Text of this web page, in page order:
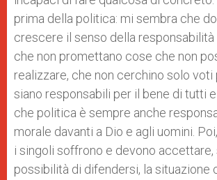
prima della politica: mi sembra che
crescere il senso della
che non promettano cose che non
realizzare, che non cerchino solo voti
siano responsabili per il bene di tutti
che politica è sempre anche
morale davanti a Dio e agli uomini.
i singoli soffrono e devono accettare,
possibilità di difendersi, la situazione